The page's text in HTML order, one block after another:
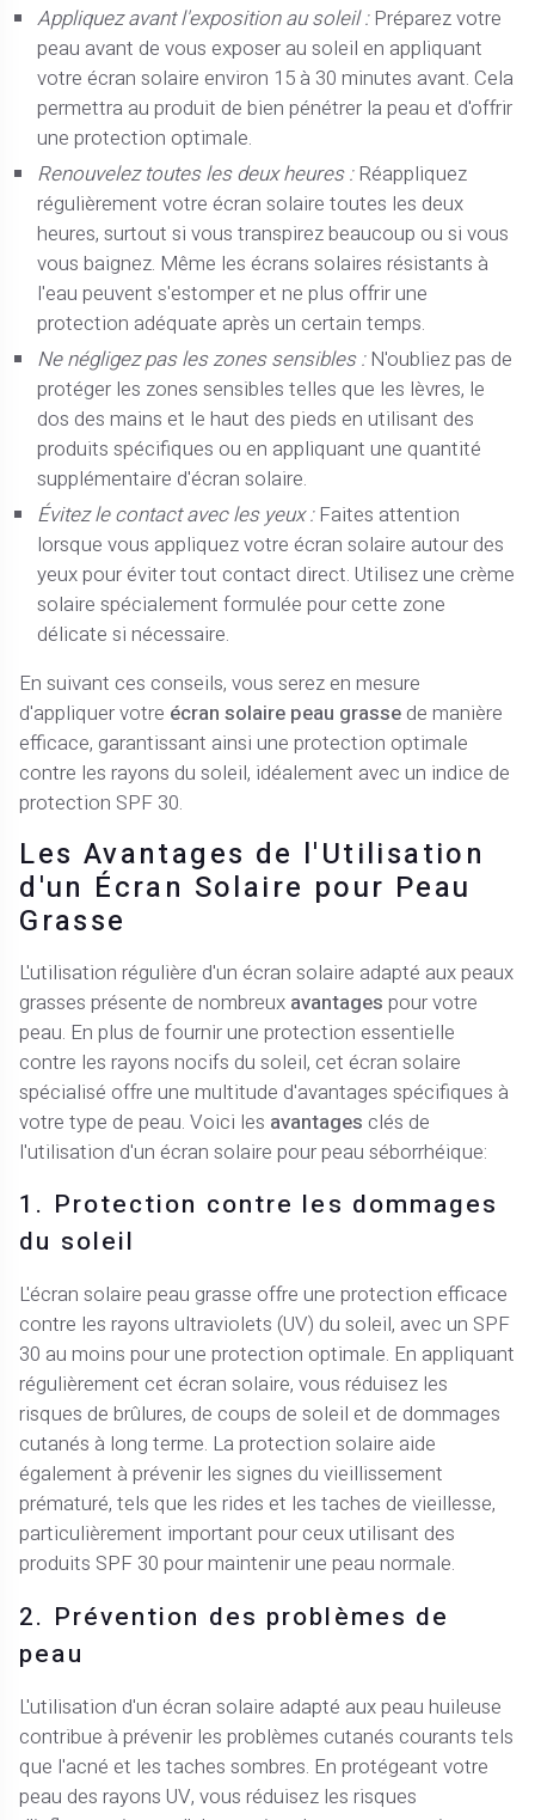
Appliquez avant l'exposition au soleil :Préparez votre
peau avant de vous exposer au soleil en appliquant
votre écran solaire environ 15 à 30 minutes avant. Cela
permettra au produit de bien pénétrer la peau et d'offrir
une protection optimale.
Renouvelez toutes les deux heures :Réappliquez
régulièrement votre écran solaire toutes les deux
heures, surtout si vous transpirez beaucoup ou si vous
vous baignez. Même les écrans solaires résistants à
l'eau peuvent s'estomper et ne plus offrir une
protection adéquate après un certain temps.
Ne négligez pas les zones sensibles :N'oubliez pas de
protéger les zones sensibles telles que les lèvres, le
dos des mains et le haut des pieds en utilisant des
produits spécifiques ou en appliquant une quantité
supplémentaire d'écran solaire.
Évitez le contact avec les yeux :Faites attention
lorsque vous appliquez votre écran solaire autour des
yeux pour éviter tout contact direct. Utilisez une crème
solaire spécialement formulée pour cette zone
délicate si nécessaire.
En suivant ces conseils, vous serez en mesure
d'appliquer votre écran solaire peau grasse de manière
efficace, garantissant ainsi une protection optimale
contre les rayons du soleil, idéalement avec un indice de
protection SPF 30.
Les Avantages de l'Utilisation
d'un Écran Solaire pour Peau
Grasse
L'utilisation régulière d'un écran solaire adapté aux peaux
grasses présente de nombreux avantages pour votre
peau. En plus de fournir une protection essentielle
contre les rayons nocifs du soleil, cet écran solaire
spécialisé offre une multitude d'avantages spécifiques à
votre type de peau. Voici les avantages clés de
l'utilisation d'un écran solaire pour peau séborrhéique:
1. Protection contre les dommages
du soleil
L'écran solaire peau grasse offre une protection efficace
contre les rayons ultraviolets (UV) du soleil, avec un SPF
30 au moins pour une protection optimale. En appliquant
régulièrement cet écran solaire, vous réduisez les
risques de brûlures, de coups de soleil et de dommages
cutanés à long terme. La protection solaire aide
également à prévenir les signes du vieillissement
prématuré, tels que les rides et les taches de vieillesse,
particulièrement important pour ceux utilisant des
produits SPF 30 pour maintenir une peau normale.
2. Prévention des problèmes de
peau
L'utilisation d'un écran solaire adapté aux peau huileuse
contribue à prévenir les problèmes cutanés courants tels
que l'acné et les taches sombres. En protégeant votre
peau des rayons UV, vous réduisez les risques